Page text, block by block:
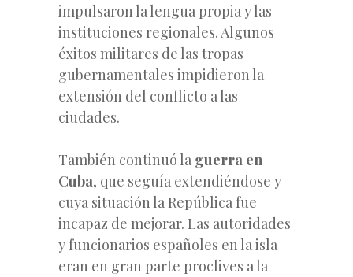
impulsaron la lengua propia y las
instituciones regionales. Algunos
éxitos militares de las tropas
gubernamentales impidieron la
extensión del conflicto a las
ciudades.
También continuó la guerra en
Cuba, que seguía extendiéndose y
cuya situación la República fue
incapaz de mejorar. Las autoridades
y funcionarios españoles en la isla
eran en gran parte proclives a la